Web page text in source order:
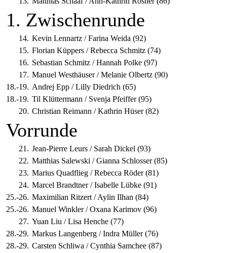
1. Zwischenrunde
14. Kevin Lennartz / Farina Weida (92)
15. Florian Küppers / Rebecca Schmitz (74)
16. Sebastian Schmitz / Hannah Polke (97)
17. Manuel Westhäuser / Melanie Olbertz (90)
18.-19. Andrej Epp / Lilly Diedrich (65)
18.-19. Til Klüttermann / Svenja Pfeiffer (95)
20. Christian Reimann / Kathrin Hüser (82)
Vorrunde
21. Jean-Pierre Leurs / Sarah Dickel (93)
22. Matthias Salewski / Gianna Schlosser (85)
23. Marius Quadflieg / Rebecca Röder (81)
24. Marcel Brandtner / Isabelle Lübke (91)
25.-26. Maximilian Ritzert / Aylin Ilhan (84)
25.-26. Manuel Winkler / Oxana Karimov (96)
27. Yuan Liu / Lisa Henche (77)
28.-29. Markus Langenberg / Indra Müller (76)
28.-29. Carsten Schliwa / Cynthia Samchee (87)